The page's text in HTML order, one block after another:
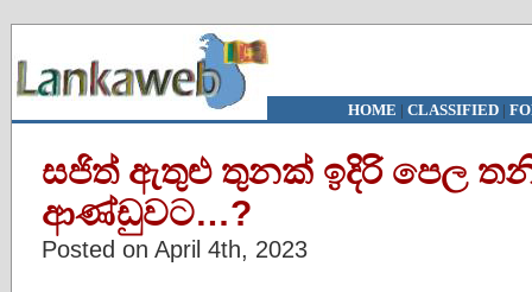
HOME | CLASSIFIED|
සජිත් ඇතුළු තුනක් ඉදිරි පෙල
ආණ්ඩුවට…?
Posted on April 4th, 2023